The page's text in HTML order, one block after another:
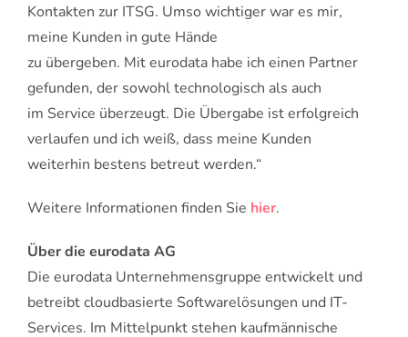
Kontakten zur ITSG. Umso wichtiger war es mir,
meine Kunden in gute Hände
zu übergeben. Mit eurodata habe ich einen Partner
gefunden, der sowohl technologisch als auch
im Service überzeugt. Die Übergabe ist erfolgreich
verlaufen und ich weiß, dass meine Kunden
weiterhin bestens betreut werden.“
Weitere Informationen finden Sie hier.
Über die eurodata AG
Die eurodata Unternehmensgruppe entwickelt und
betreibt cloudbasierte Softwarelösungen und IT-
Services. Im Mittelpunkt stehen kaufmännische